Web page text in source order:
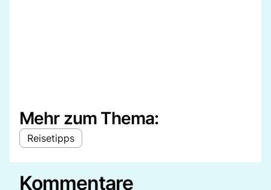
Mehr zum Thema:
Reisetipps
Kommentare